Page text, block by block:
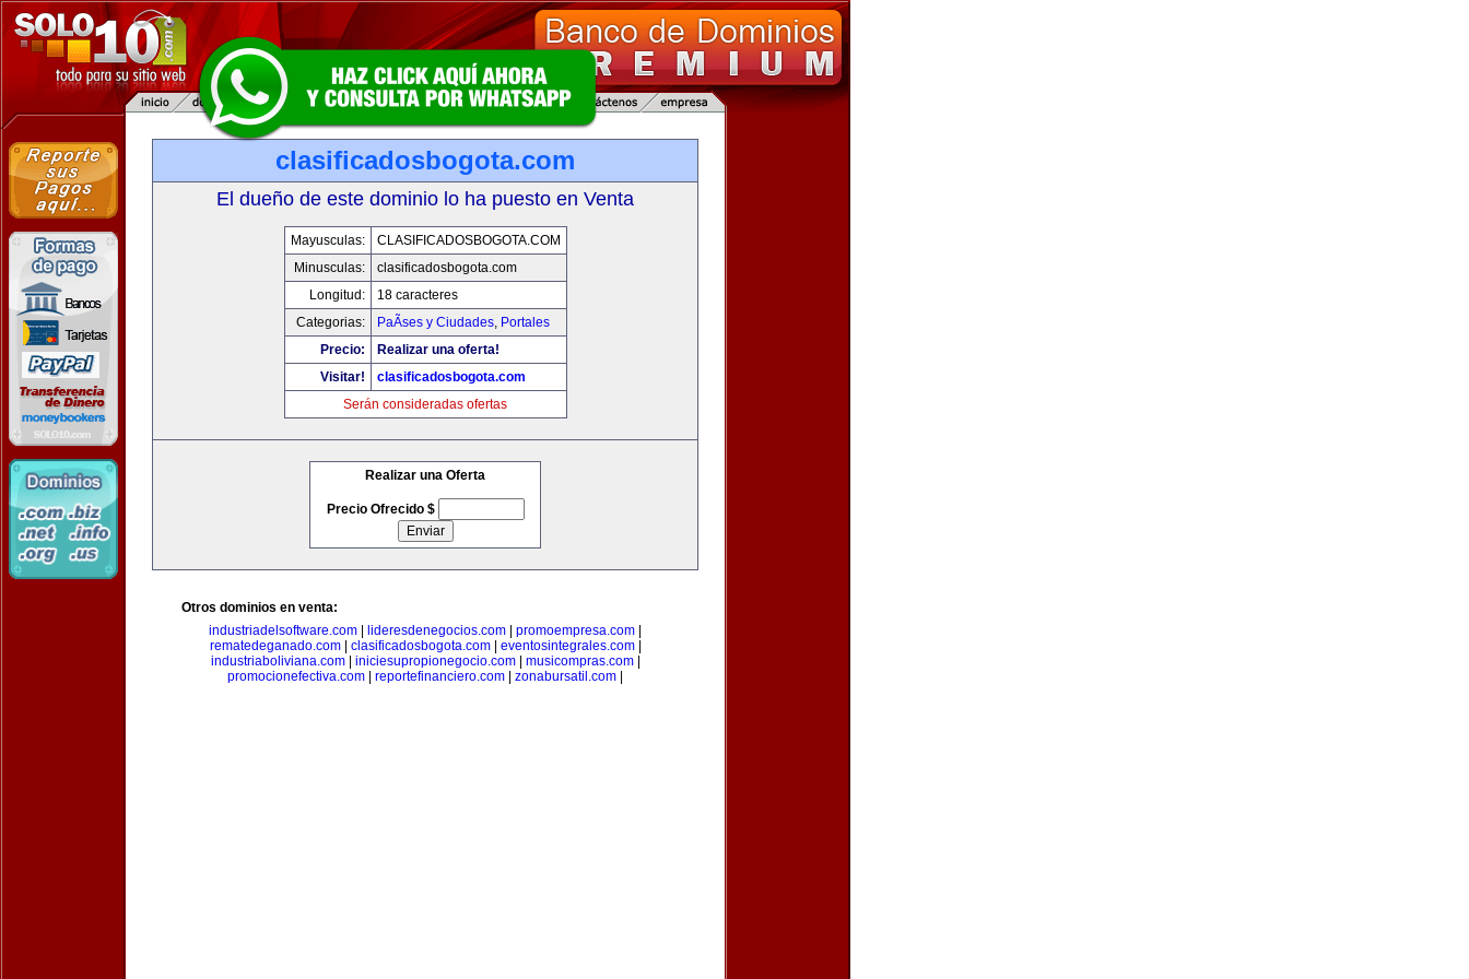
clasificadosbogota.com
El dueño de este dominio lo ha puesto en Venta
Mayusculas:
CLASIFICADOSBOGOTA.COM
Minusculas:
clasificadosbogota.com
Longitud:
18 caracteres
Categorias:
PaÃ­ses y Ciudades, Portales
Precio:
Realizar una oferta!
Visitar!
clasificadosbogota.com
Serán consideradas ofertas
Realizar una Oferta
Precio Ofrecido $
Otros dominios en venta:
industriadelsoftware.com
lideresdenegocios.com promoempresa.com
rematedeganado.com| clasificadosbogota.com| eventosintegrales.com|
industriaboliviana.com| iniciesupropionegocio.com| musicompras.com|
promocionefectiva.com
reportefinanciero.com zonabursatil.com